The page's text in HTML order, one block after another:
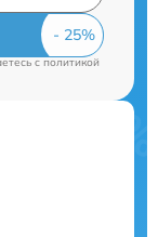
cполитикой